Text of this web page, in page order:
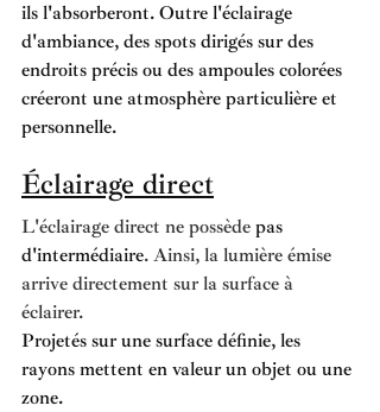
ils l'absorberont. Outre l'éclairage
d'ambiance, des spots dirigés sur des
endroits précis ou des ampoules colorées
créeront une atmosphère particulière et
personnelle.
Éclairage direct
L'éclairage direct ne possède pas
d'intermédiaire. Ainsi, la lumière émise
arrive directement sur la surface à
éclairer.
Projetés sur une surface définie, les
rayons mettent en valeur un objet ou une
zone.